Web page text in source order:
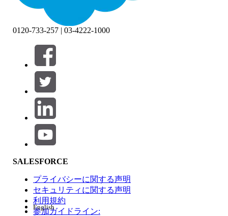
絞り込み条件 (0)
絞り込み条件を選択
製品エリア
機能の影響
0120-733-257 | 03-4222-1000
SALESFORCE
プライバシーに関する声明
セキュリティに関する声明
利用規約
参加ガイドライン:
English